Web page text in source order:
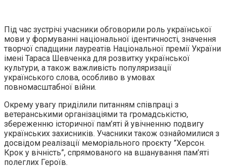
Під час зустрічі учасники обговорили роль української
мови у формуванні національної ідентичності, значення
творчої спадщини лауреатів Національної премії України
імені Тараса Шевченка для розвитку української
культури, а також важливість популяризації
українського слова, особливо в умовах
повномасштабної війни.
Окрему увагу приділили питанням співпраці з
ветеранськими організаціями та громадськістю,
збереженню історичної пам’яті й увічненню подвигу
українських захисників. Учасники також ознайомилися з
досвідом реалізації меморіального проєкту ”Херсон.
Крок у вічність”, спрямованого на вшанування пам’яті
полеглих Героїв.